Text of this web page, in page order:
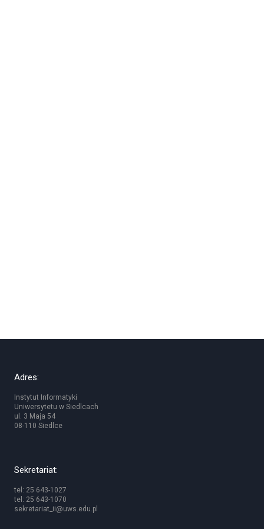
Adres:
Instytut Informatyki
Uniwersytetu w Siedlcach
ul. 3 Maja 54
08-110 Siedlce
Sekretariat:
tel: 25 643-1027
tel: 25 643-1070
sekretariat_ii@uws.edu.pl